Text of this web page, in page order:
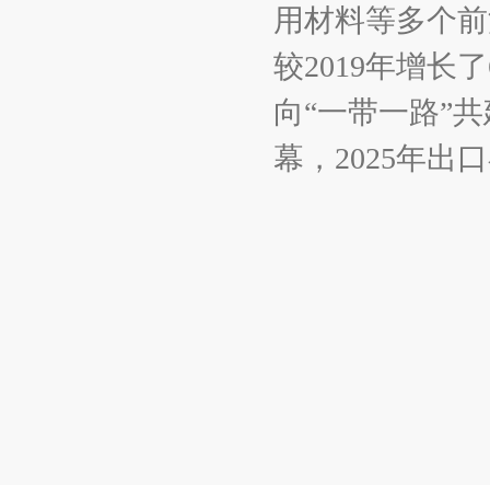
用材料等多个
较2019年增长
向“一带一路”
幕，2025年出